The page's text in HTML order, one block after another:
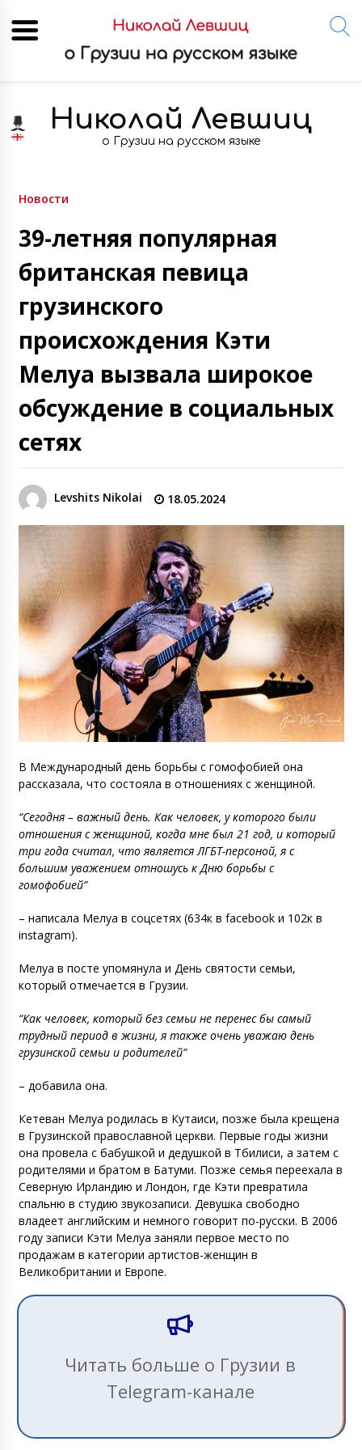
content
Николай Левшиц
о Грузии на русском языке
Новости
39-летняя популярная
британская певица
грузинского
происхождения Кэти
Мелуа вызвала широкое
обсуждение в социальных
сетях
Levshits Nikolai 18.05.2024
В Международный день борьбы с гомофобией она
рассказала, что состояла в отношениях с женщиной.
“Сегодня – важный день. Как человек, у которого были
отношения с женщиной, когда мне был 21 год, и который
три года считал, что является ЛГБТ-персоной, я с
большим уважением отношусь к Дню борьбы с
гомофобией”
– написала Мелуа в соцсетях (634к в facebook и 102к в
instagram).
Мелуа в посте упомянула и День святости семьи,
который отмечается в Грузии.
“Как человек, который без семьи не перенес бы самый
трудный период в жизни, я также очень уважаю день
грузинской семьи и родителей”
– добавила она.
Кетеван Мелуа родилась в Кутаиси, позже была крещена
в Грузинской православной церкви. Первые годы жизни
она провела с бабушкой и дедушкой в Тбилиси, а затем с
родителями и братом в Батуми. Позже семья переехала в
Северную Ирландию и Лондон, где Кэти превратила
спальню в студию звукозаписи. Девушка свободно
владеет английским и немного говорит по-русски. В 2006
году записи Кэти Мелуа заняли первое место по
продажам в категории артистов-женщин в
Великобритании и Европе.
Читать больше о Грузии в
Telegram-канале